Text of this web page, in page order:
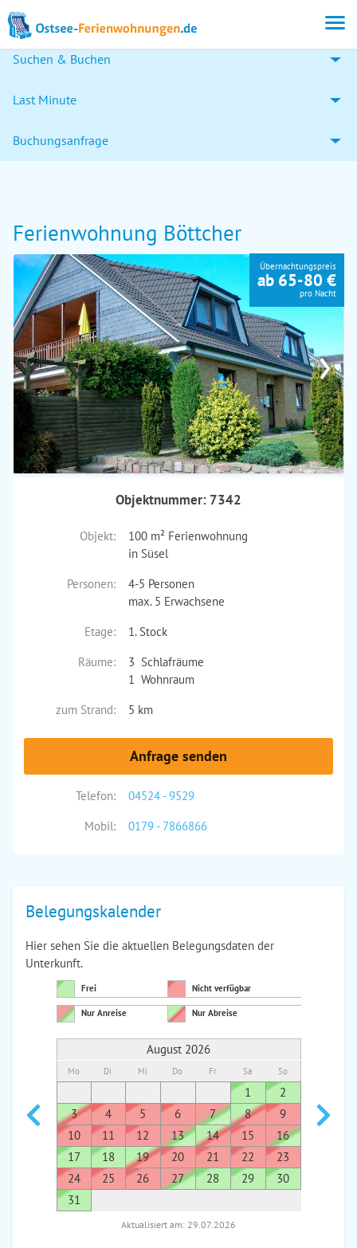
Suchen & Buchen
Last Minute
Buchungsanfrage
Ferienwohnung Böttcher
›
Übernachtungspreis
ab 65-80 €
pro Nacht
Objektnummer: 7342
Objekt:
100 m² Ferienwohnung
in Süsel
Personen:
4-5 Personen
max. 5 Erwachsene
Etage:
1. Stock
Räume:
3 Schlafräume
1 Wohnraum
zum Strand:
5 km
Anfrage senden
Telefon:
04524 - 9529
Mobil:
0179 - 7866866
Belegungskalender
Hier sehen Sie die aktuellen Belegungsdaten der
Unterkunft.
Frei Nicht verfügbar
Nur Anreise Nur Abreise
August 2026
Mo Di Mi Do Fr Sa So
1
2
3
4 5 6 7 8
9
10
11 12 13 14 15
16
17
18 19 20 21 22
23
24
25 26 27 28 29
30
31
7
Aktualisiert am: 29.07.2026